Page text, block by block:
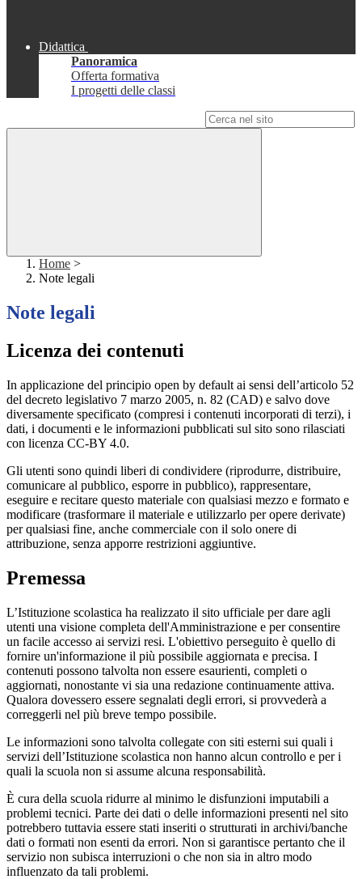
Didattica
Panoramica
Offerta formativa
I progetti delle classi
Home >
Note legali
Note legali
Licenza dei contenuti
In applicazione del principio open by default ai sensi dell’articolo 52
del decreto legislativo 7 marzo 2005, n. 82 (CAD) e salvo dove
diversamente specificato (compresi i contenuti incorporati di terzi), i
dati, i documenti e le informazioni pubblicati sul sito sono rilasciati
con licenza CC-BY 4.0.
Gli utenti sono quindi liberi di condividere (riprodurre, distribuire,
comunicare al pubblico, esporre in pubblico), rappresentare,
eseguire e recitare questo materiale con qualsiasi mezzo e formato e
modificare (trasformare il materiale e utilizzarlo per opere derivate)
per qualsiasi fine, anche commerciale con il solo onere di
attribuzione, senza apporre restrizioni aggiuntive.
Premessa
L’Istituzione scolastica ha realizzato il sito ufficiale per dare agli
utenti una visione completa dell'Amministrazione e per consentire
un facile accesso ai servizi resi. L'obiettivo perseguito è quello di
fornire un'informazione il più possibile aggiornata e precisa. I
contenuti possono talvolta non essere esaurienti, completi o
aggiornati, nonostante vi sia una redazione continuamente attiva.
Qualora dovessero essere segnalati degli errori, si provvederà a
correggerli nel più breve tempo possibile.
Le informazioni sono talvolta collegate con siti esterni sui quali i
servizi dell’Istituzione scolastica non hanno alcun controllo e per i
quali la scuola non si assume alcuna responsabilità.
È cura della scuola ridurre al minimo le disfunzioni imputabili a
problemi tecnici. Parte dei dati o delle informazioni presenti nel sito
potrebbero tuttavia essere stati inseriti o strutturati in archivi/banche
dati o formati non esenti da errori. Non si garantisce pertanto che il
servizio non subisca interruzioni o che non sia in altro modo
influenzato da tali problemi.